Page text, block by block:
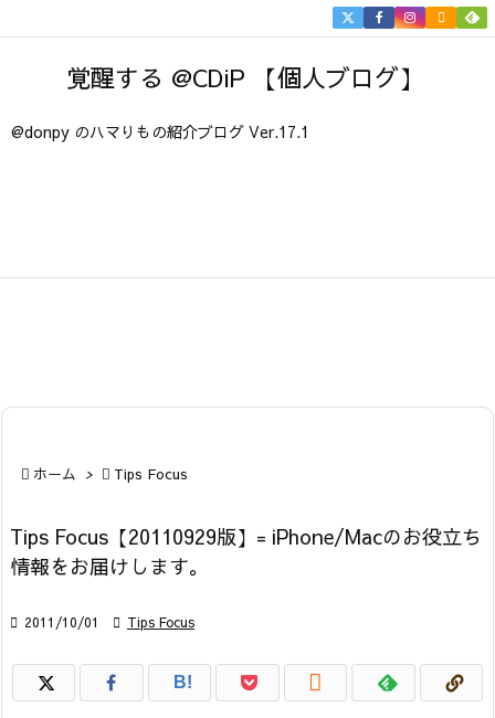
覚醒する @CDiP 【個人ブログ】
@donpy のハマりもの紹介ブログ Ver.17.1


 ホーム >  Tips Focus
Tips Focus【20110929版】= iPhone/Macのお役立ち
情報をお届けします。
 2011/10/01  Tips Focus
B! 